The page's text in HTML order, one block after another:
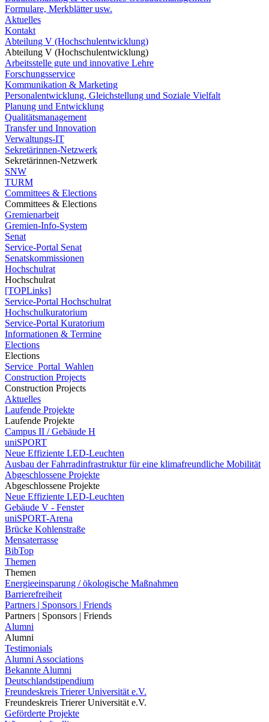
Formulare, Merkblätter usw.
Aktuelles
Kontakt
Abteilung V (Hochschulentwicklung)
Abteilung V (Hochschulentwicklung)
Arbeitsstelle gute und innovative Lehre
Forschungsservice
Kommunikation & Marketing
Personalentwicklung, Gleichstellung und Soziale Vielfalt
Planung und Entwicklung
Qualitätsmanagement
Transfer und Innovation
Verwaltungs-IT
Sekretärinnen-Netzwerk
Sekretärinnen-Netzwerk
SNW
TURM
Committees & Elections
Committees & Elections
Gremienarbeit
Gremien-Info-System
Senat
Service-Portal Senat
Senatskommissionen
Hochschulrat
Hochschulrat
[TOPLinks]
Service-Portal Hochschulrat
Hochschulkuratorium
Service-Portal Kuratorium
Informationen & Termine
Elections
Elections
Service_Portal_Wahlen
Construction Projects
Construction Projects
Aktuelles
Laufende Projekte
Laufende Projekte
Campus II / Gebäude H
uniSPORT
Neue Effiziente LED-Leuchten
Ausbau der Fahrradinfrastruktur für eine klimafreundliche Mobilität
Abgeschlossene Projekte
Abgeschlossene Projekte
Neue Effiziente LED-Leuchten
Gebäude V - Fenster
uniSPORT-Arena
Brücke Kohlenstraße
Mensaterrasse
BibTop
Themen
Themen
Energieeinsparung / ökologische Maßnahmen
Barrierefreiheit
Partners | Sponsors | Friends
Partners | Sponsors | Friends
Alumni
Alumni
Testimonials
Alumni Associations
Bekannte Alumni
Deutschlandstipendium
Freundeskreis Trierer Universität e.V.
Freundeskreis Trierer Universität e.V.
Geförderte Projekte